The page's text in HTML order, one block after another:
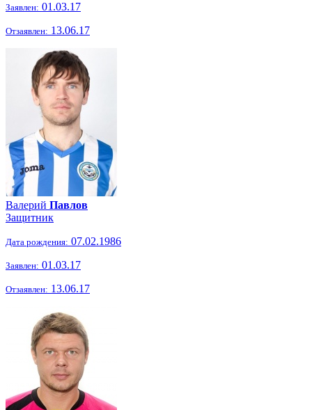
Заявлен: 01.03.17
Отзаявлен: 13.06.17
Валерий Павлов
Защитник
Дата рождения: 07.02.1986
Заявлен: 01.03.17
Отзаявлен: 13.06.17